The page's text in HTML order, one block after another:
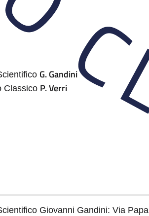
G. Gandini
Classico P. Verri
Giovanni Gandini: Via Papa